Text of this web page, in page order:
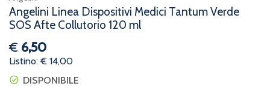
Angelini Linea Dispositivi Medici Tantum Verde
SOS Afte Collutorio 120 ml
€ 6,50
Listino: € 14,00
DISPONIBILE